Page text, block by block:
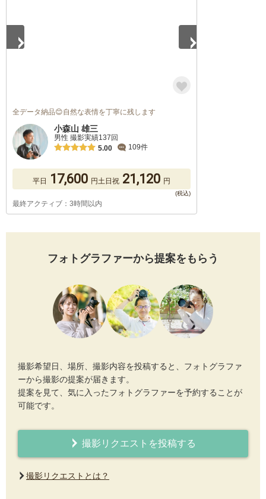
全データ納品😊自然な表情を丁寧に残します
小森山 雄三
男性 撮影実績137回
5.00
109件
平日 17,600 円土日祝 21,120 円
最終アクティブ：3時間以内
フォトグラファーから提案をもらう
撮影希望日、場所、撮影内容を投稿すると、フォトグラファ
ーから撮影の提案が届きます。
提案を見て、気に入ったフォトグラファーを予約することが
可能です。
撮影リクエストを投稿する
撮影リクエストとは？